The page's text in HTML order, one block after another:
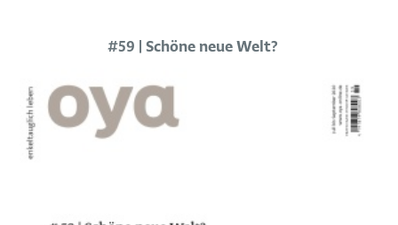
#59 | Schöne neue Welt?